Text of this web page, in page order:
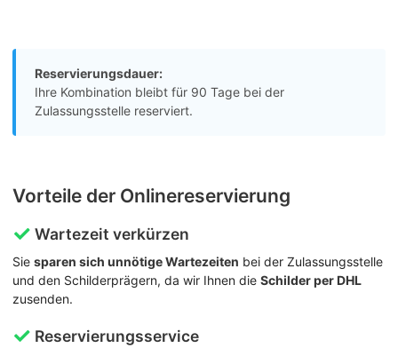
Reservierungsdauer:
Ihre Kombination bleibt für 90 Tage bei der
Zulassungsstelle reserviert.
Vorteile der Onlinereservierung
Wartezeit verkürzen
Sie sparen sich unnötige Wartezeiten bei der Zulassungsstelle
und den Schilderprägern, da wir Ihnen die Schilder per DHL
zusenden.
Reservierungsservice